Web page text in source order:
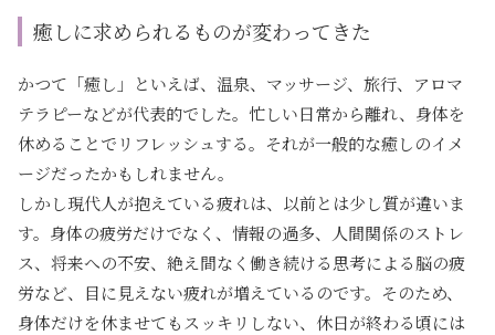
癒しに求められるものが変わってきた
かつて「癒し」といえば、温泉、マッサージ、旅行、アロマ
テラピーなどが代表的でした。忙しい日常から離れ、身体を
休めることでリフレッシュする。それが一般的な癒しのイメ
ージだったかもしれません。
しかし現代人が抱えている疲れは、以前とは少し質が違いま
す。身体の疲労だけでなく、情報の過多、人間関係のストレ
ス、将来への不安、絶え間なく働き続ける思考による脳の疲
労など、目に見えない疲れが増えているのです。そのため、
身体だけを休ませてもスッキリしない、休日が終わる頃には